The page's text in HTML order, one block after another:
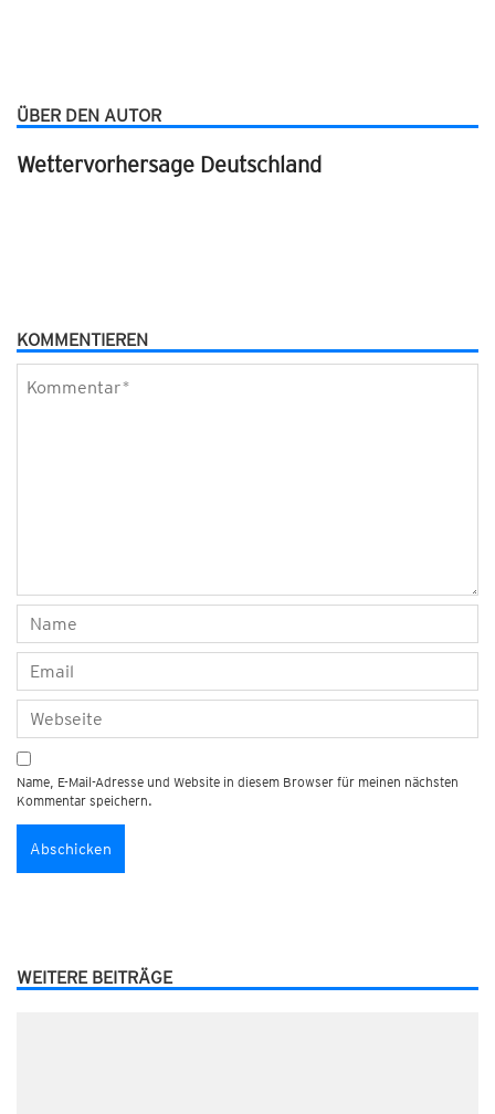
ÜBER DEN AUTOR
Wettervorhersage Deutschland
KOMMENTIEREN
Name, E-Mail-Adresse und Website in diesem Browser für meinen nächsten
Kommentar speichern.
WEITERE BEITRÄGE